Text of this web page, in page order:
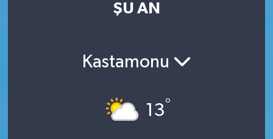
ŞU AN
Kastamonu
13°
Haber Arşivi